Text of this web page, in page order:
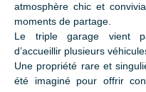
atmosphère chic et
moments de partage.
Le triple garage vient
d’accueillir plusieurs
Une propriété rare et
été imaginé pour offrir